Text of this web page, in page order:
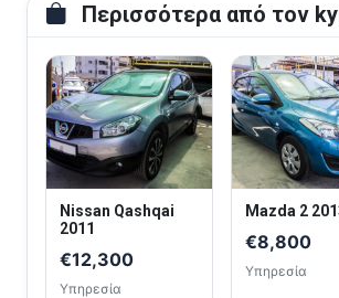
Περισσότερα από τον
Nissan Qashqai
2011
€12,300
Υπηρεσία
Mazda 2
€8,800
Υπηρεσία